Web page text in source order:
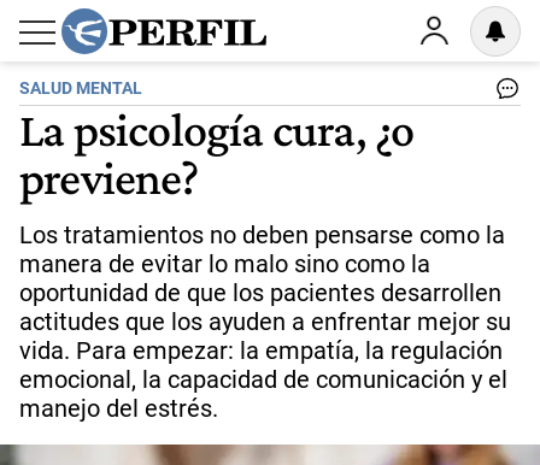
SALUD MENTAL
La psicología cura, ¿o
previene?
Los tratamientos no deben pensarse como la
manera de evitar lo malo sino como la
oportunidad de que los pacientes desarrollen
actitudes que los ayuden a enfrentar mejor su
vida. Para empezar: la empatía, la regulación
emocional, la capacidad de comunicación y el
manejo del estrés.